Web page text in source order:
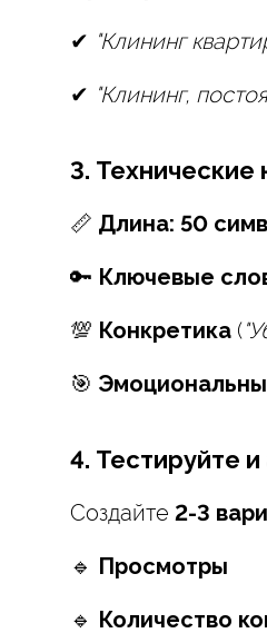
✔ "Клининг
✔ "Клининг,
3. Технические
📏 Длина: 50
🔑 Ключевые
💯 Конкретика (
🎯
4. Тестируйте
Создайте 2-3
🔹 Просмотры
🔹 Количество